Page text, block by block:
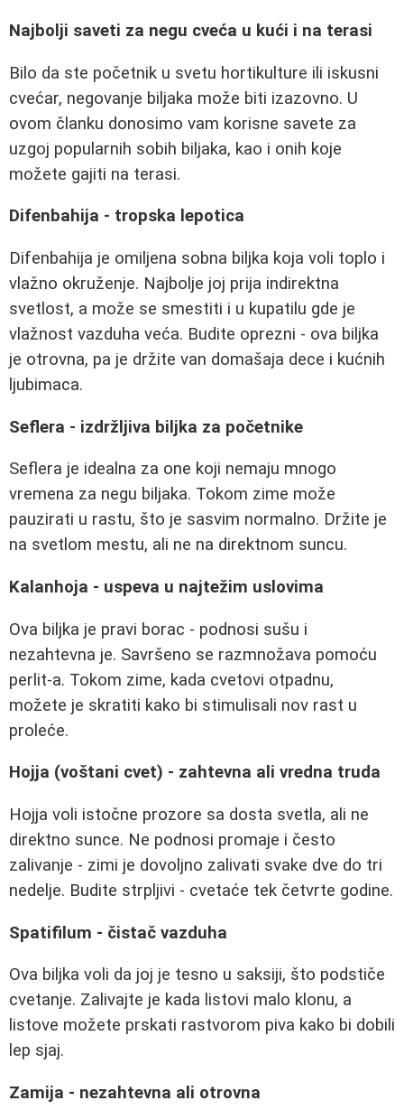
Najbolji saveti za negu cveća u kući i na terasi
Bilo da ste početnik u svetu hortikulture ili iskusni
cvećar, negovanje biljaka može biti izazovno. U
ovom članku donosimo vam korisne savete za
uzgoj popularnih sobih biljaka, kao i onih koje
možete gajiti na terasi.
Difenbahija - tropska lepotica
Difenbahija je omiljena sobna biljka koja voli toplo i
vlažno okruženje. Najbolje joj prija indirektna
svetlost, a može se smestiti i u kupatilu gde je
vlažnost vazduha veća. Budite oprezni - ova biljka
je otrovna, pa je držite van domašaja dece i kućnih
ljubimaca.
Seflera - izdržljiva biljka za početnike
Seflera je idealna za one koji nemaju mnogo
vremena za negu biljaka. Tokom zime može
pauzirati u rastu, što je sasvim normalno. Držite je
na svetlom mestu, ali ne na direktnom suncu.
Kalanhoja - uspeva u najtežim uslovima
Ova biljka je pravi borac - podnosi sušu i
nezahtevna je. Savršeno se razmnožava pomoću
perlit-a. Tokom zime, kada cvetovi otpadnu,
možete je skratiti kako bi stimulisali nov rast u
proleće.
Hojja (voštani cvet) - zahtevna ali vredna truda
Hojja voli istočne prozore sa dosta svetla, ali ne
direktno sunce. Ne podnosi promaje i često
zalivanje - zimi je dovoljno zalivati svake dve do tri
nedelje. Budite strpljivi - cvetaće tek četvrte godine.
Spatifilum - čistač vazduha
Ova biljka voli da joj je tesno u saksiji, što podstiče
cvetanje. Zalivajte je kada listovi malo klonu, a
listove možete prskati rastvorom piva kako bi dobili
lep sjaj.
Zamija - nezahtevna ali otrovna